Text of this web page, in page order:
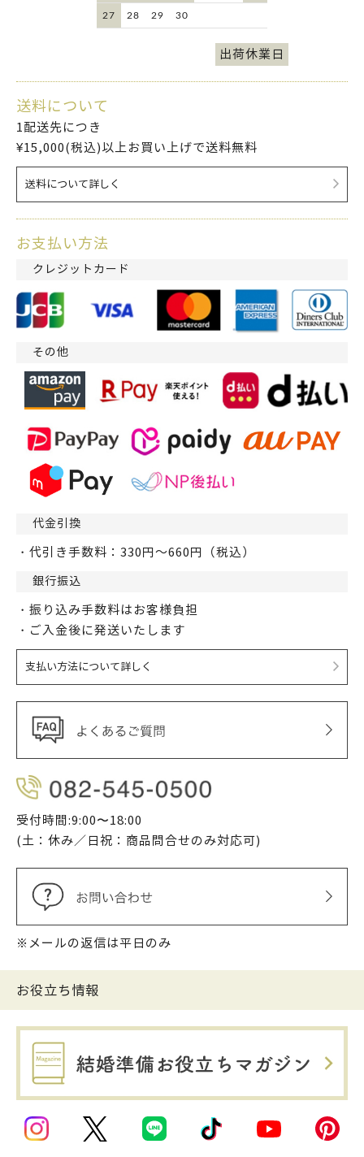
27 28 29 30
出荷休業日
送料について
1配送先につき
¥15,000(税込)以上お買い上げで送料無料
送料について詳しく
お支払い方法
クレジットカード
その他
代金引換
・代引き手数料：330円～660円（税込）
銀行振込
・振り込み手数料はお客様負担
・ご入金後に発送いたします
支払い方法について詳しく
受付時間:9:00〜18:00
(土：休み／日祝：商品問合せのみ対応可)
※メールの返信は平日のみ
お役立ち情報